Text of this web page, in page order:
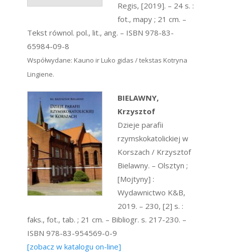
Regis, [2019]. – 24 s. :
fot., mapy ; 21 cm. –
Tekst równol. pol., lit., ang. – ISBN 978-83-
65984-09-8
Współwydane: Kauno ir Luko gidas / tekstas Kotryna
Lingiene.
BIELAWNY,
Krzysztof
Dzieje parafii
rzymskokatolickiej w
Korszach / Krzysztof
Bielawny. – Olsztyn ;
[Mojtyny] :
Wydawnictwo K&B,
2019. – 230, [2] s. :
faks., fot., tab. ; 21 cm. – Bibliogr. s. 217-230. –
ISBN 978-83-954569-0-9
[zobacz w katalogu on-line]